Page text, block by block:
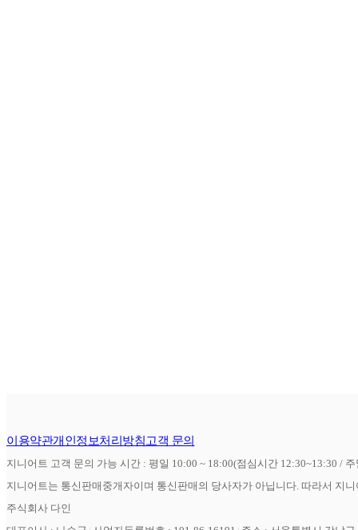
이용약관개인정보처리방침고객 문의
지니어트 고객 문의 가능 시간 : 평일 10:00 ~ 18:00(점심시간 12:30~13:30 /
지니어트는 통신판매중개자이며 통신판매의 당사자가 아닙니다. 따라서 지
주식회사 다인